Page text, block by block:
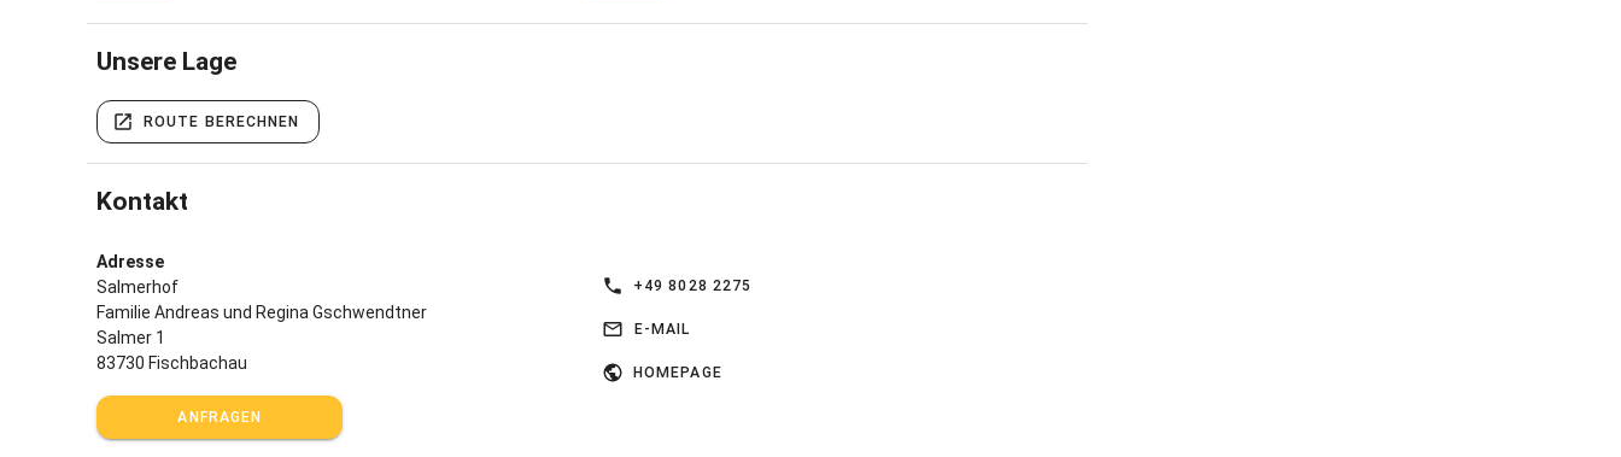
Unsere Lage
ROUTE BERECHNEN
Kontakt
Adresse
Salmerhof
Familie Andreas und Regina Gschwendtner
Salmer 1
83730 Fischbachau
ANFRAGEN
+49 8028 2275
E-MAIL
HOMEPAGE